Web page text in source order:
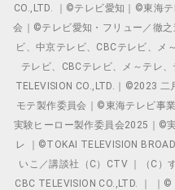
CO.,LTD. ｜©テレビ愛知｜©東海
会｜©テレビ愛知・フリュー／徹
ビ、中京テレビ、CBCテレビ、メ
テレビ、CBCテレビ、メ～テレ
TELEVISION CO.,LTD.｜©2023
モテ製作委員会｜©東海テレビ事
実験ヒーロー製作委員会2025｜©
レ ｜©TOKAI TELEVISION
いこ／講談社（C）CTV ｜（C）
CBC TELEVISION CO.,LTD. ｜ ｜